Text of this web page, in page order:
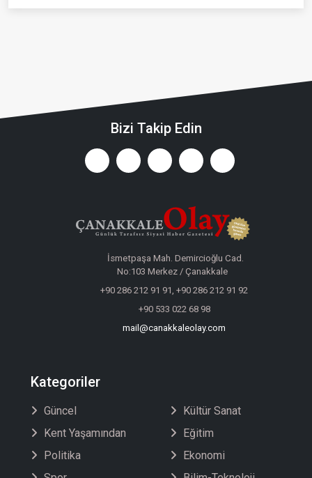
Bizi Takip Edin
İsmetpaşa Mah. Demircioğlu Cad.
No:103 Merkez / Çanakkale
+90 286 212 91 91, +90 286 212 91 92
+90 533 022 68 98
mail@canakkaleolay.com
Kategoriler
Güncel
Kent Yaşamından
Politika
Kültür Sanat
Eğitim
Ekonomi